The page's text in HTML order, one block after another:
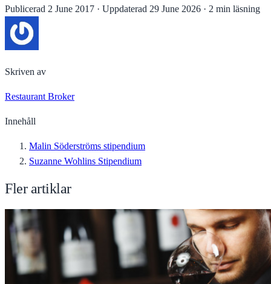
Publicerad 2 June 2017 · Uppdaterad 29 June 2026 · 2 min läsning
Skriven av
Restaurant Broker
Innehåll
Malin Söderströms stipendium
Suzanne Wohlins Stipendium
Fler artiklar